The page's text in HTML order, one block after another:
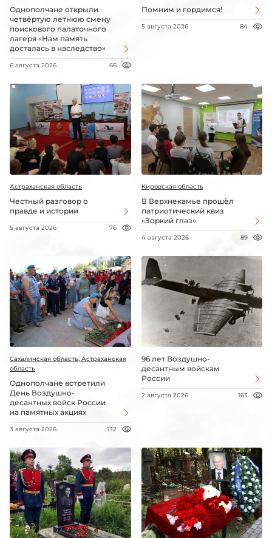
Однополчане открыли
четвёртую летнюю смену
поискового палаточного
лагеря «Нам память
досталась в наследство»
6 августа 2026 66
Помним и гордимся!
5 августа 2026 84
Астраханская область
Честный разговор о
правде и истории
5 августа 2026 76
Кировская область
В Верхнекамье прошёл
патриотический квиз
«Зоркий глаз»
4 августа 2026 89
Сахалинская область, Астраханская
область
Однополчане встретили
День Воздушно-
десантных войск России
на памятных акциях
3 августа 2026 132
96 лет Воздушно-
десантным войскам
России
2 августа 2026 163